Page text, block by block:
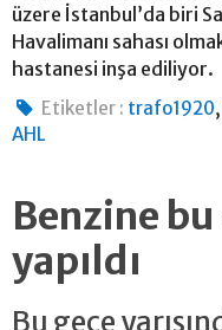
üzere İstanbul’da biri
Havalimanı sahası
hastanesi inşa ediliyor.
Etiketler : trafo1920,
AHL
Benzine
yapıldı
Bu gece